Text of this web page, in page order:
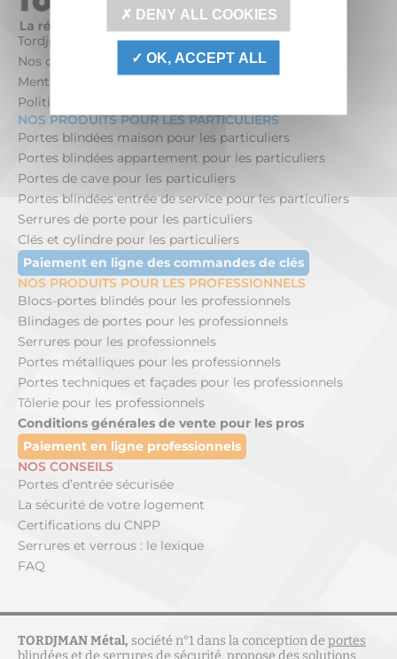
Tordjman Métal
Nos offres d’emploi
Mentions légales
Politique de confidentialité
NOS PRODUITS POUR LES PARTICULIERS
Portes blindées maison pour les particuliers
Portes blindées appartement pour les particuliers
Portes de cave pour les particuliers
Portes blindées entrée de service pour les particuliers
Serrures de porte pour les particuliers
Clés et cylindre pour les particuliers
Paiement en ligne des commandes de clés
NOS PRODUITS POUR LES PROFESSIONNELS
Blocs-portes blindés pour les professionnels
Blindages de portes pour les professionnels
Serrures pour les professionnels
Portes métalliques pour les professionnels
Portes techniques et façades pour les professionnels
Tôlerie pour les professionnels
Conditions générales de vente pour les pros
Paiement en ligne professionnels
NOS CONSEILS
Portes d’entrée sécurisée
La sécurité de votre logement
Certifications du CNPP
Serrures et verrous : le lexique
FAQ
TORDJMAN Métal, société n°1 dans la conception de portes
blindées et de serrures de sécurité, propose des solutions
DENY ALL COOKIES
OK, ACCEPT ALL